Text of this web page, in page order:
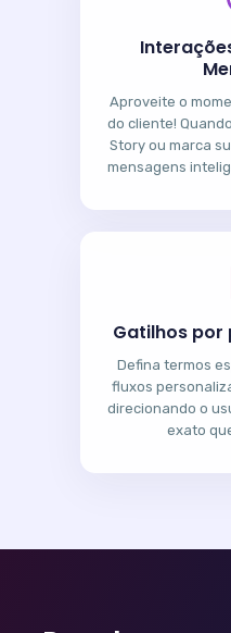
Aproveite o
do cliente!
Story ou marca
mensagens
Gatilhos
Defina termos
fluxos
direcionando o
exato